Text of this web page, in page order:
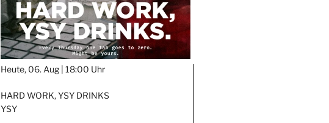
Heute, 06. Aug | 18:00 Uhr
HARD WORK, YSY DRINKS
YSY